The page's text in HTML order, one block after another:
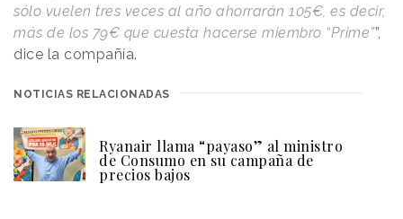
sólo vuelen tres veces al año ahorrarán 105€, es decir,
más de los 79€ que cuesta hacerse miembro “Prime””,
dice la compañía.
NOTICIAS RELACIONADAS
Ryanair llama “payaso” al ministro
de Consumo en su campaña de
precios bajos